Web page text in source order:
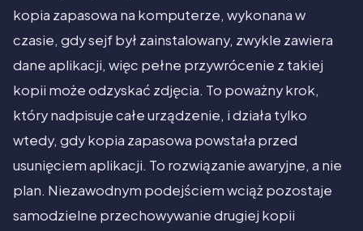
kopia zapasowa na komputerze, wykonana w
czasie, gdy sejf był zainstalowany, zwykle zawiera
dane aplikacji, więc pełne przywrócenie z takiej
kopii może odzyskać zdjęcia. To poważny krok,
który nadpisuje całe urządzenie, i działa tylko
wtedy, gdy kopia zapasowa powstała przed
usunięciem aplikacji. To rozwiązanie awaryjne, a nie
plan. Niezawodnym podejściem wciąż pozostaje
samodzielne przechowywanie drugiej kopii